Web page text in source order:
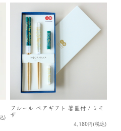
)
フルール ペアギフト 箸置付 / ミモ
ザ
4,180円(税込)